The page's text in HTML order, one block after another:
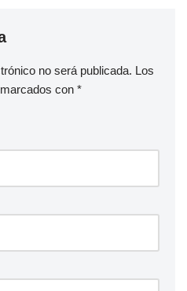
no será publicada. Los
con *